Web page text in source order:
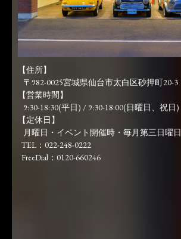
【住所】
〒982-0025宮城県仙台市太白区砂押町20-3
【営業時間】
9:30-18:30(平日) / 9:30-18:00(日曜日、祝日)
【定休日】
月曜日・イベント開催時・毎月第三日曜日
TEL：022-248-0222
FreeDial：0120-660246